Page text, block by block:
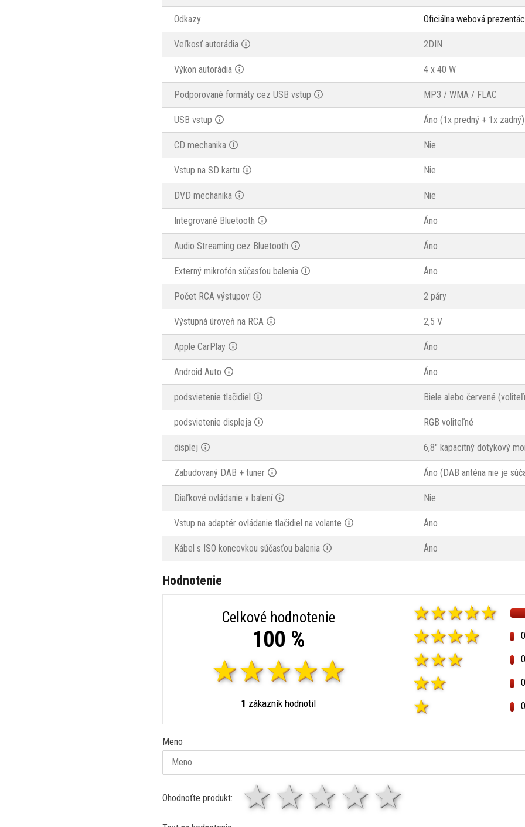
Odkazy Oficiálna webová
Veľkosť autorádia 2DIN
Výkon autorádia 4 x 40 W
Podporované formáty cez USB vstup MP3 / WMA / FLAC
USB vstup Áno (1x predný + 1x zadný)
CD mechanika Nie
Vstup na SD kartu Nie
DVD mechanika Nie
Integrované Bluetooth Áno
Audio Streaming cez Bluetooth Áno
Externý mikrofón súčasťou balenia Áno
Počet RCA výstupov 2 páry
Výstupná úroveň na RCA 2,5 V
Apple CarPlay Áno
Android Auto Áno
podsvietenie tlačidiel Biele alebo červené
podsvietenie displeja RGB voliteľné
displej 6,8" kapacitný dotykový
Zabudovaný DAB + tuner Áno (DAB anténa nie je
Diaľkové ovládanie v balení Nie
Vstup na adaptér ovládanie tlačidiel na volante Áno
Kábel s ISO koncovkou súčasťou balenia Áno
Hodnotenie
Celkové hodnotenie
100 %
1 zákazník hodnotil
Meno
Ohodnoťte produkt: 4 hviezdy
3 hviezdy
2 hviezdy
1 hviezda